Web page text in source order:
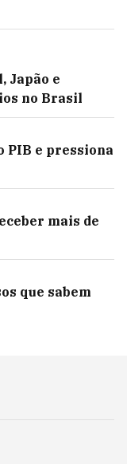
Japão e
no Brasil
PIB e pressiona
mais de
que sabem